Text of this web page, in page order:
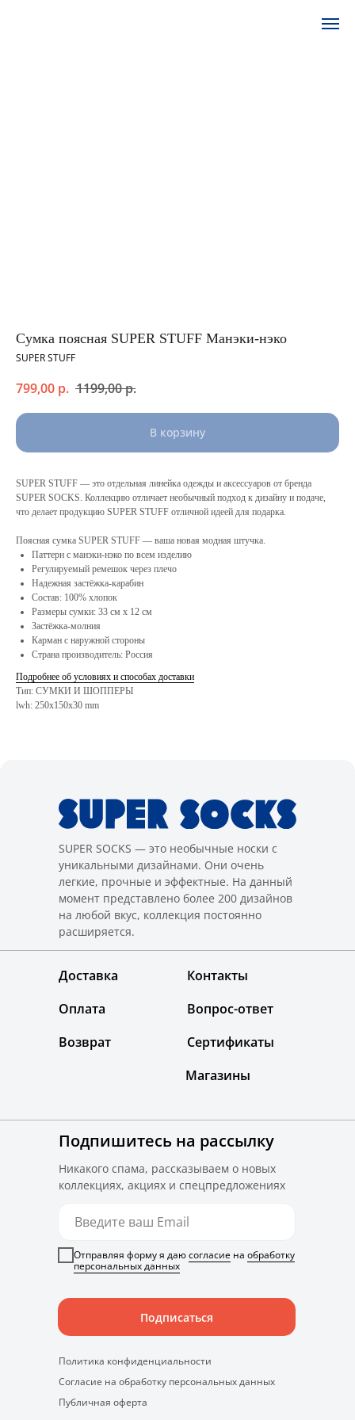
Сумка поясная SUPER STUFF Манэки-нэко
SUPER STUFF
799,00 р. 1199,00р.
В корзину
SUPER STUFF — это отдельная линейка одежды и аксессуаров от бренда
SUPER SOCKS. Коллекцию отличает необычный подход к дизайну и подаче,
что делает продукцию SUPER STUFF отличной идеей для подарка.
Поясная сумка SUPER STUFF — ваша новая модная штучка.
Паттерн с манэки-нэко по всем изделию
Регулируемый ремешок через плечо
Надежная застёжка-карабин
Состав: 100% хлопок
Размеры сумки: 33 см х 12 см
Застёжка-молния
Карман с наружной стороны
Страна производитель: Россия
Подробнее об условиях и способах доставки
Тип: СУМКИ И ШОППЕРЫ
lwh: 250x150x30 mm
SUPER SOCKS — это необычные носки с
уникальными дизайнами. Они очень
легкие, прочные и эффектные. На данный
момент представлено более 200 дизайнов
на любой вкус, коллекция постоянно
расширяется.
Оплата
Доставка
Вопрос-ответ
Политика конфиденциальности
Согласие на обработку персональных данных
Публичная оферта
Контакты
Возврат
Подпишитесь на рассылку
Отправляя форму я даюсогласие на обработку
персональных данных
Подписаться
Никакого спама, рассказываем о новых
коллекциях, акциях и спецпредложениях
Сертификаты
Магазины